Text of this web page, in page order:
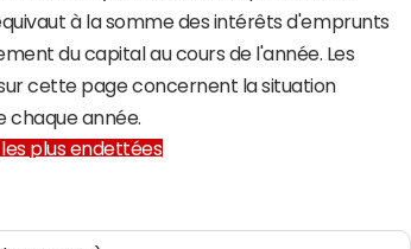
à la somme des intérêts d'emprunts
du capital au cours de l'année. Les
cette page concernent la situation
chaque année.
les plus endettées